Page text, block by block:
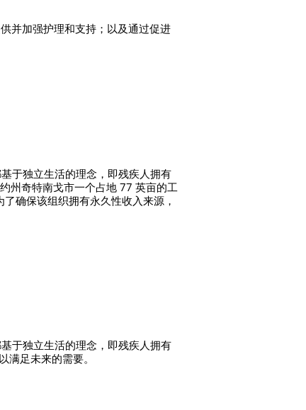
并加强护理和支持；以及通过促进
于独立生活的理念，即残疾人拥有
州奇特南戈市一个占地 77 英亩的工
确保该组织拥有永久性收入来源，
于独立生活的理念，即残疾人拥有
足未来的需要。